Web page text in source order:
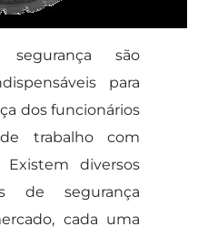
são
para
dos funcionários
trabalho com
Existem diversos
de segurança
cada uma